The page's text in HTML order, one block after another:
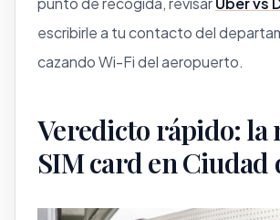
escribirle a tu contacto del
cazando Wi-Fi del aeropuerto.
Veredicto rápido: la
SIM card en Ciudad